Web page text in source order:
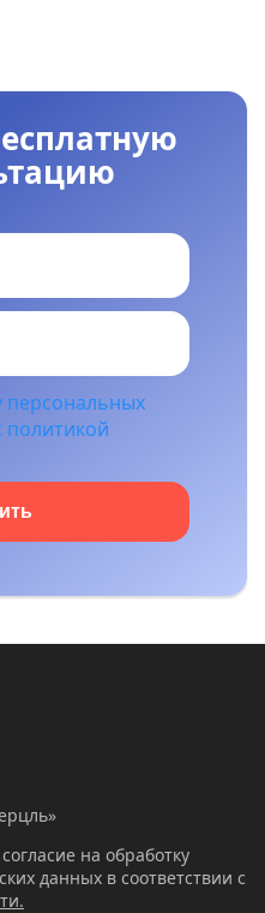
персональных
политикой
на обработку
данных в соответствии с